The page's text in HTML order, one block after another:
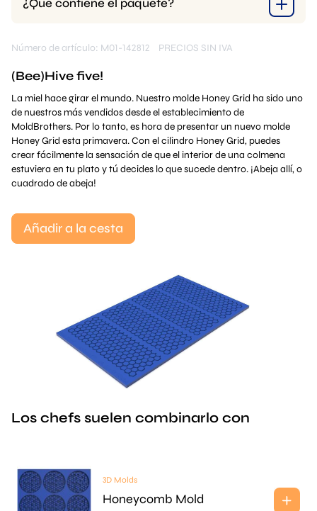
¿Qué contiene el paquete?
Número de artículo: M01-142812 PRECIOS SIN IVA
(Bee)Hive five!
La miel hace girar el mundo. Nuestro molde Honey Grid ha sido uno
de nuestros más vendidos desde el establecimiento de
MoldBrothers. Por lo tanto, es hora de presentar un nuevo molde
Honey Grid esta primavera. Con el cilindro Honey Grid, puedes
crear fácilmente la sensación de que el interior de una colmena
estuviera en tu plato y tú decides lo que sucede dentro. ¡Abeja allí, o
cuadrado de abeja!
Añadir a la cesta
Los chefs suelen combinarlo con
3D Molds
Honeycomb Mold